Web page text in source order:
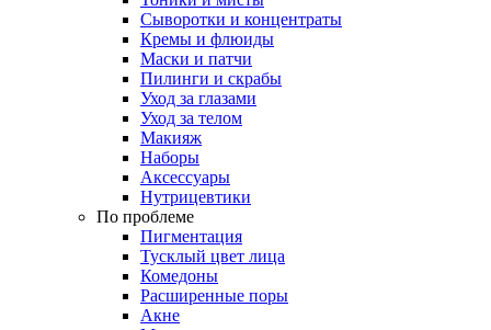
Сыворотки и концентраты
Кремы и флюиды
Маски и патчи
Пилинги и скрабы
Уход за глазами
Уход за телом
Макияж
Наборы
Аксессуары
Нутрицевтики
По проблеме
Пигментация
Тусклый цвет лица
Комедоны
Расширенные поры
Акне